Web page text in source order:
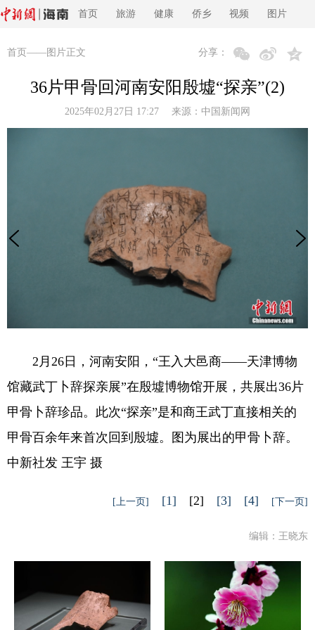
首页 旅游 健康 侨乡 视频 图片
首页 ——图片正文 分享：
36片甲骨回河南安阳殷墟“探亲”(2)
2025年02月27日 17:27 来源： 中国新闻网
2月26日，河南安阳，“王入大邑商——天津博物
馆藏武丁卜辞探亲展”在殷墟博物馆开展，共展出36片
甲骨卜辞珍品。此次“探亲”是和商王武丁直接相关的
甲骨百余年来首次回到殷墟。图为展出的甲骨卜辞。
中新社发 王宇 摄
[上一页] [1] [2] [3] [4] [下一页]
编辑：王晓东